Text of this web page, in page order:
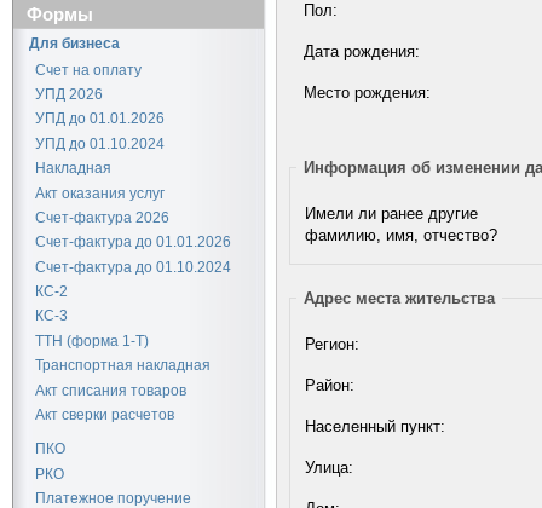
Формы
Для бизнеса
Счет на оплату
УПД 2026
УПД до 01.01.2026
УПД до 01.10.2024
Накладная
Акт оказания услуг
Счет-фактура 2026
Счет-фактура до 01.01.2026
Счет-фактура до 01.10.2024
КС-2
КС-3
ТТН (форма 1-Т)
Транспортная накладная
Акт списания товаров
Акт сверки расчетов
ПКО
РКО
Платежное поручение
Пол:
Дата рождения:
Место рождения:
Информация об изменении
Имели ли ранее другие
фамилию, имя, отчество?
Адрес места жительства
Регион:
Район:
Населенный пункт:
Улица: